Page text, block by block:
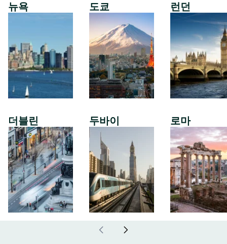
뉴욕
더블린
도쿄
두바이
런던
로마